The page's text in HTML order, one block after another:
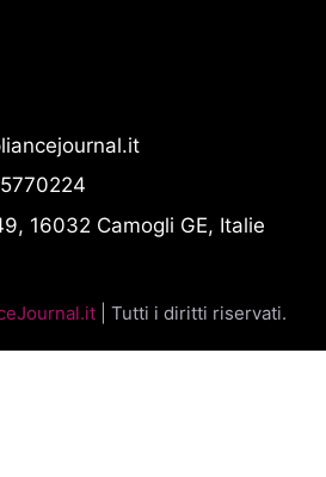
16032 Camogli GE, Italie
| Tutti i diritti riservati.